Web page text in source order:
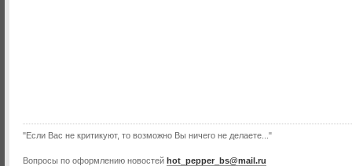
"Если Вас не критикуют, то возможно Вы ничего не делаете..."
Вопросы по оформлению новостей hot_pepper_bs@mail.ru